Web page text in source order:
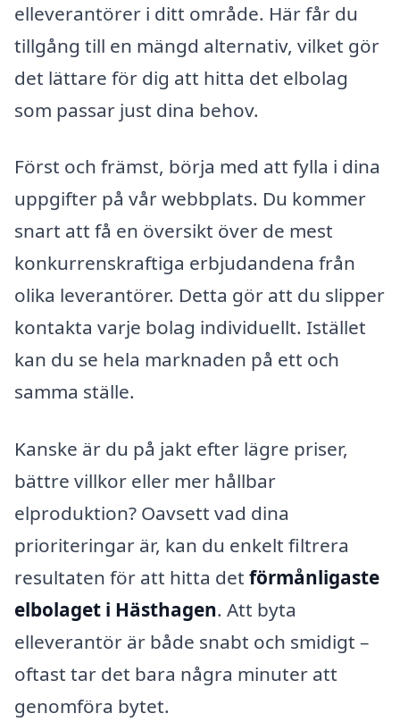
elleverantörer i ditt område. Här får du
tillgång till en mängd alternativ, vilket gör
det lättare för dig att hitta det elbolag
som passar just dina behov.
Först och främst, börja med att fylla i dina
uppgifter på vår webbplats. Du kommer
snart att få en översikt över de mest
konkurrenskraftiga erbjudandena från
olika leverantörer. Detta gör att du slipper
kontakta varje bolag individuellt. Istället
kan du se hela marknaden på ett och
samma ställe.
Kanske är du på jakt efter lägre priser,
bättre villkor eller mer hållbar
elproduktion? Oavsett vad dina
prioriteringar är, kan du enkelt filtrera
resultaten för att hitta det förmånligaste
elbolaget i Hästhagen. Att byta
elleverantör är både snabt och smidigt –
oftast tar det bara några minuter att
genomföra bytet.